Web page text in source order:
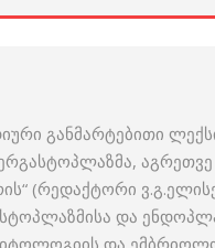
განმარტებითი
აგრეთვე
(რედაქტორი
და
და